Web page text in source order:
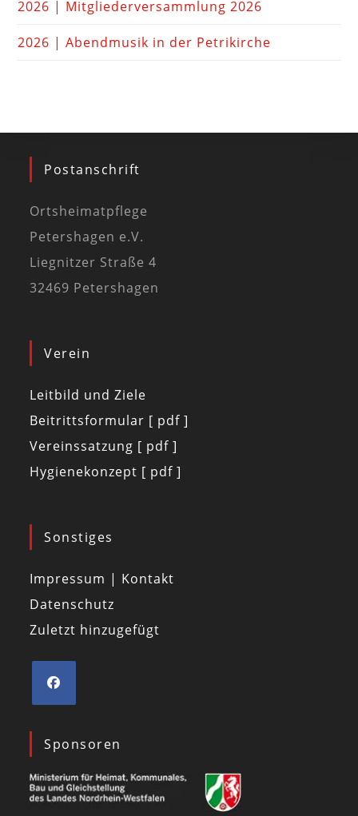
2026 | Mitgliederversammlung 2026
2026 | Abendmusik in der Petrikirche
Postanschrift
Ortsheimatpflege
Petershagen e.V.
Liegnitzer Straße 4
32469 Petershagen
Verein
Leitbild und Ziele
Beitrittsformular [ pdf ]
Vereinssatzung [ pdf ]
Hygienekonzept [ pdf ]
Sonstiges
Impressum | Kontakt
Datenschutz
Zuletzt hinzugefügt
Sponsoren